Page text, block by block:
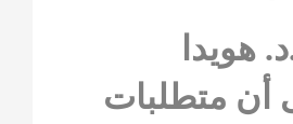
هويدا
متطلبات